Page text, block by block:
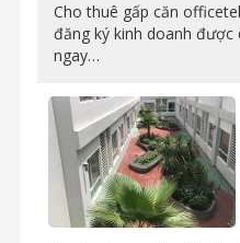
Cho thuê gấp căn
đăng ký kinh doanh được
ngay…